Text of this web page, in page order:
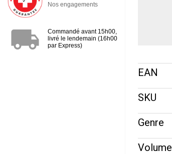
Nos engagements
local_shipping
Commandé avant 15h00,
livré le lendemain (16h00
par Express)
EAN
SKU
Genre
Volume